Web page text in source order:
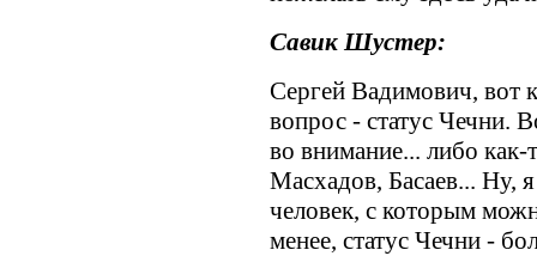
Савик Шустер:
Сергей Вадимович, вот
вопрос - статус Чечни.
во внимание... либо
Масхадов, Басаев... Ну,
человек, с которым
менее, статус Чечни -